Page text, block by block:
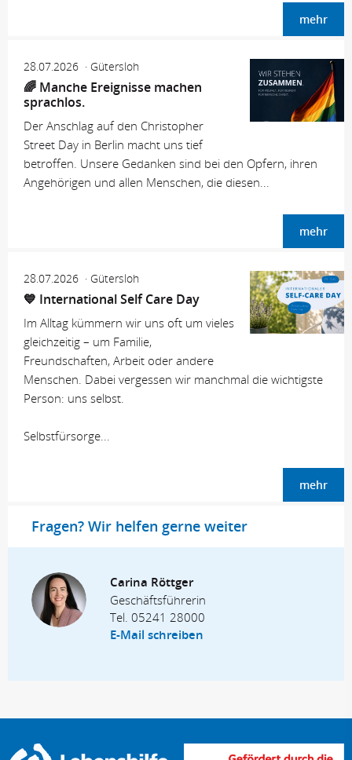
mehr
28.07.2026 Gütersloh
🌈 Manche Ereignisse machen
sprachlos.
Der Anschlag auf den Christopher
Street Day in Berlin macht uns tief
betroffen. Unsere Gedanken sind bei den Opfern, ihren
Angehörigen und allen Menschen, die diesen...
mehr
28.07.2026 Gütersloh
💙 International Self Care Day
Im Alltag kümmern wir uns oft um vieles
gleichzeitig – um Familie,
Freundschaften, Arbeit oder andere
Menschen. Dabei vergessen wir manchmal die wichtigste
Person: uns selbst.
Selbstfürsorge...
mehr
Fragen? Wir helfen gerne weiter
Carina Röttger
Geschäftsführerin
Tel. 05241 28000
E-Mail schreiben